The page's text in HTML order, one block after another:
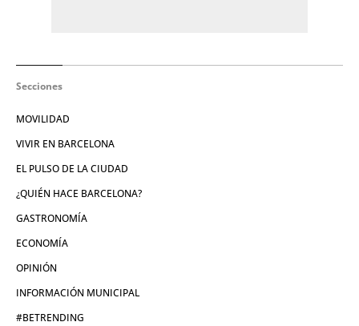
Secciones
MOVILIDAD
VIVIR EN BARCELONA
EL PULSO DE LA CIUDAD
¿QUIÉN HACE BARCELONA?
GASTRONOMÍA
ECONOMÍA
OPINIÓN
INFORMACIÓN MUNICIPAL
#BETRENDING